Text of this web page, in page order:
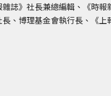
雜誌》社長兼總編輯、《時報
長、博理基金會執行長、《